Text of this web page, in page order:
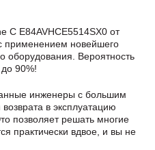
C E84AVHCE5514SX0 от
применением новейшего
оборудования. Вероятность
90%!
инженеры с большим
в эксплуатацию
позволяет решать многие
практически вдвое, и вы не